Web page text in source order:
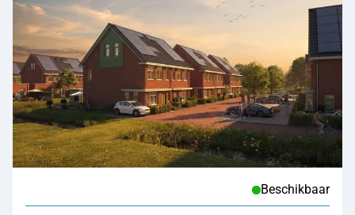
Beschikbaar